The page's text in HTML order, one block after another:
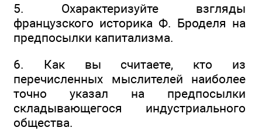
5. Охарактеризуйте взгляды
французского историка Ф. Броделя на
предпосылки капитализма.
6. Как вы считаете, кто из
перечисленных мыслителей наиболее
точно указал на предпосылки
складывающегося индустриального
общества.